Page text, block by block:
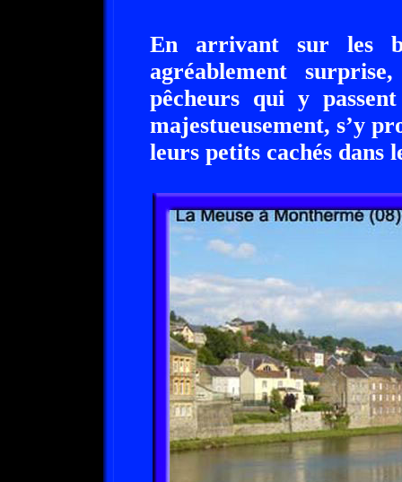
En arrivant sur les
agréablement
pêcheurs qui y
majestueusement, s’y
leurs petits cachés dans